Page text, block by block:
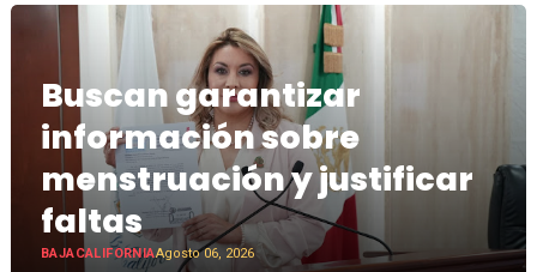
Buscan garantizar
información sobre
menstruación y justificar
faltas
BAJACALIFORNIAAgosto 06, 2026